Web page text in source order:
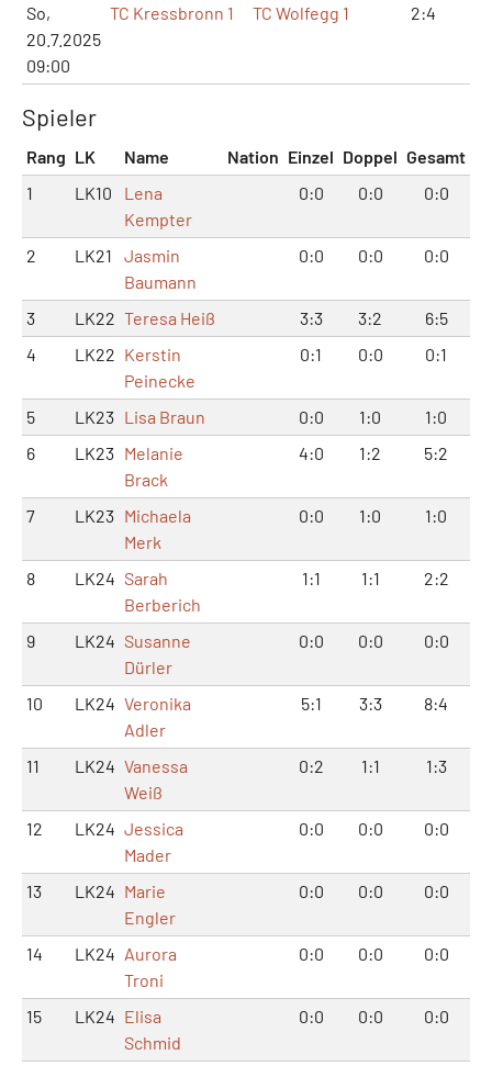
So,
20.7.2025
09:00
TC Kressbronn 1 TC Wolfegg 1 2:4
Spieler
Rang LK Name Nation Einzel Doppel Gesamt
1
LK10
Lena
Kempter
0:0 0:0 0:0
2 LK21
Jasmin
Baumann
0:0 0:0 0:0
3 LK22 Teresa Heiß 3:3 3:2
6:5
4
LK22 Kerstin
Peinecke
0:1 0:0 0:1
5 LK23 Lisa Braun 0:0 1:0
1:0
6
LK23 Melanie
Brack
4:0 1:2 5:2
7 LK23 Michaela
Merk
0:0 1:0 1:0
8 LK24 Sarah
Berberich
1:1 1:1 2:2
9 LK24 Susanne
Dürler
0:0 0:0 0:0
10 LK24 Veronika
Adler
5:1 3:3 8:4
11 LK24 Vanessa
Weiß
0:2 1:1 1:3
12 LK24 Jessica
Mader
0:0 0:0 0:0
13 LK24 Marie
Engler
0:0 0:0 0:0
14 LK24 Aurora
Troni
0:0 0:0 0:0
15 LK24 Elisa
Schmid
0:0 0:0 0:0